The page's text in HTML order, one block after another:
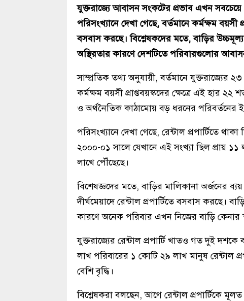
যুক্তরাজ্যে আবাসন সংকটের প্রভাব এখন
পরিসংখ্যানে দেখা গেছে, বর্তমানে কর্মক্ষম বয়সী
বসবাস করছে। বিশ্লেষকদের মতে, বাড়ির
অস্থিরতার কারণে দেশটিতে পরিবারগুলোর
সাম্প্রতিক তথ্য অনুযায়ী, বর্তমানে যুক্তরাজ্যের
কর্মক্ষম বয়সী প্রাপ্তবয়স্কদের ক্ষেত্রে এই হার
ও অর্থনৈতিক কাঠামোয় বড় ধরনের পরিবর্তনের
পরিসংখ্যানে দেখা গেছে, রেন্টাল প্রপার্টিতে
২০০০-০১ সালে যেখানে এই সংখ্যা ছিল প্রায়
লাখে পৌঁছেছে।
বিশেষজ্ঞদের মতে, বাড়ির মালিকানা অর্জনের
দীর্ঘমেয়াদে রেন্টাল প্রপার্টিতে বসবাস করছে।
কারণে অনেক পরিবার এখন নিজের বাড়ি কেনার
যুক্তরাজ্যের রেন্টাল প্রপার্টি খাতও গত দুই দশকে
লাখ পরিবারের ১ কোটি ২৯ লাখ মানুষ রেন্টাল
বেশি বৃদ্ধি।
বিশ্লেষকরা বলছেন, আগে রেন্টাল প্রপার্টিকে মূলত